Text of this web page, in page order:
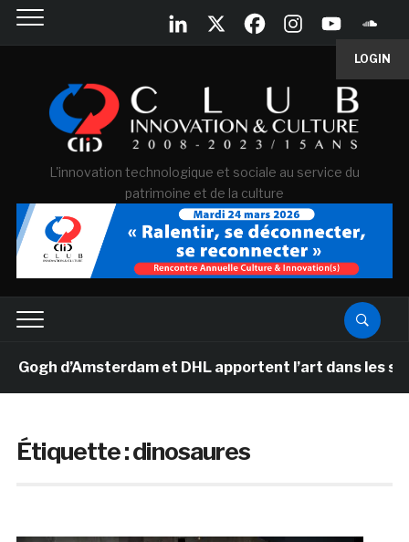
LOGIN
L'innovation technologique et sociale au service du
patrimoine et de la culture
d’Amsterdam et DHL apportent l’art dans les
Étiquette :dinosaures